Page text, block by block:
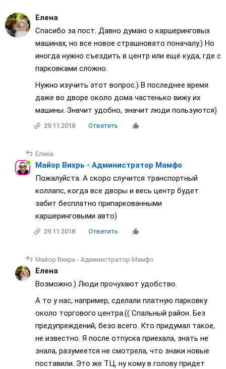
Елена
Спасибо за пост. Давно думаю о каршеринговых
машинах, но все новое страшновато поначалу.) Но
иногда нужно съездить в центр или ещё куда, где с
парковками сложно.
Нужно изучить этот вопрос.) В последнее время
даже во дворе около дома частенько вижу их
машины. Значит удобно, значит люди пользуются)
29.11.2018 Ответить
Елена
Майор Вихрь - Администратор Мамфо
Пожалуйста. А скоро случится транспортный
коллапс, когда все дворы и весь центр будет
забит бесплатно припаркованными
каршеринговыми авто)
29.11.2018 Ответить
Майор Вихрь - Администратор Мамфо
Елена
Возможно.) Люди прочухают удобство.
А то у нас, например, сделали платную парковку
около торгового центра.(( Спальный район. Без
предупреждений, безо всего. Кто придумал такое,
не известно. Я после отпуска приехала, знать не
знала, разумеется не смотрела, что знаки новые
поставили. Это же ТЦ, ну кому в голову придет